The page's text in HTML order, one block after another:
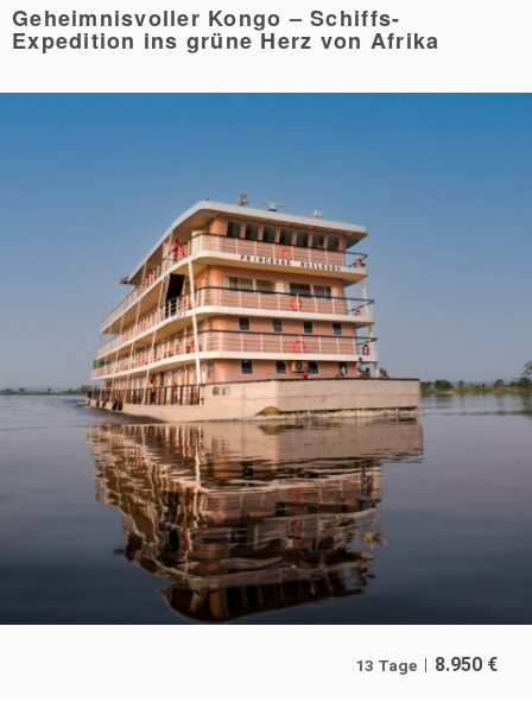
Geheimnisvoller Kongo – Schiffs-
Expedition ins grüne Herz von Afrika
13 Tage 8.950 €